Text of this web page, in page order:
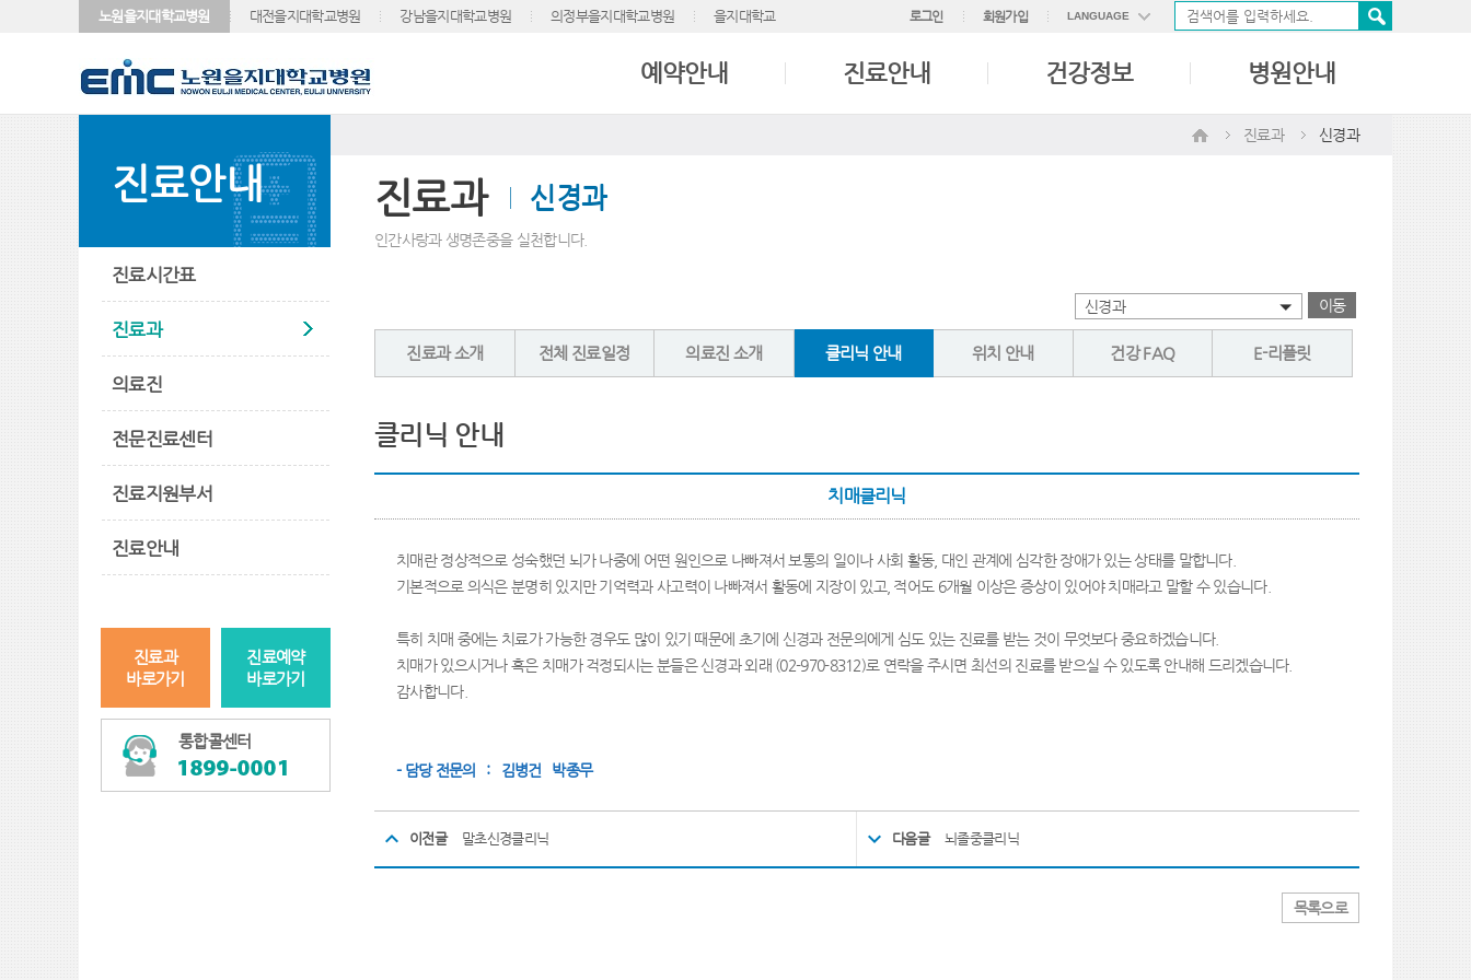
노원을지대학교병원 대전을지대학교병원 강남을지대학교병원 의정부을지대학교병원 을지대학교 로그인 회원가입 LANGUAGE
中國語
예약안내 진료안내 건강정보 병원안내
진료안내
진료시간표
진료과
의료진
전문진료센터
진료지원부서
진료안내
진료과
바로가기
진료예약
바로가기
통합콜센터
진료과 신경과
진료과 신경과
인간사랑과 생명존중을 실천합니다.
신경과 이동
진료과 소개 전체 진료일정 의료진 소개 클리닉 안내 위치 안내 건강 FAQ E-리플릿
클리닉 안내
치매클리닉
치매란 정상적으로 성숙했던 뇌가 나중에 어떤 원인으로 나빠져서 보통의 일이나 사회 활동, 대인 관계에 심각한 장애가 있는 상태를 말합니다.
기본적으로 의식은 분명히 있지만 기억력과 사고력이 나빠져서 활동에 지장이 있고, 적어도 6개월 이상은 증상이 있어야 치매라고 말할 수 있습니다.
특히 치매 중에는 치료가 가능한 경우도 많이 있기 때문에 초기에 신경과 전문의에게 심도 있는 진료를 받는 것이 무엇보다 중요하겠습니다.
치매가 있으시거나 혹은 치매가 걱정되시는 분들은 신경과 외래 (02-970-8312)로 연락을 주시면 최선의 진료를 받으실 수 있도록 안내해 드리겠습니다.
감사합니다.
- 담당 전문의 : 김병건 박종무
이전글 말초신경클리닉 다음글 뇌졸중클리닉
목록으로